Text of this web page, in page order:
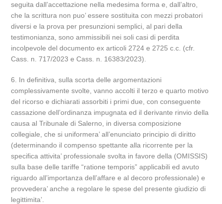
seguita dall’accettazione nella medesima forma e, dall’altro,
che la scrittura non puo’ essere sostituita con mezzi probatori
diversi e la prova per presunzioni semplici, al pari della
testimonianza, sono ammissibili nei soli casi di perdita
incolpevole del documento ex articoli 2724 e 2725 c.c. (cfr.
Cass. n. 717/2023 e Cass. n. 16383/2023).
6. In definitiva, sulla scorta delle argomentazioni
complessivamente svolte, vanno accolti il terzo e quarto motivo
del ricorso e dichiarati assorbiti i primi due, con conseguente
cassazione dell’ordinanza impugnata ed il derivante rinvio della
causa al Tribunale di Salerno, in diversa composizione
collegiale, che si uniformera’ all’enunciato principio di diritto
(determinando il compenso spettante alla ricorrente per la
specifica attivita’ professionale svolta in favore della (OMISSIS)
sulla base delle tariffe “ratione temporis” applicabili ed avuto
riguardo all’importanza dell’affare e al decoro professionale) e
provvedera’ anche a regolare le spese del presente giudizio di
legittimita’.